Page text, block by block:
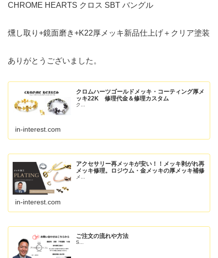
CHROME HEARTS クロス SBT バングル
燻し取り+鏡面磨き+K22厚メッキ新品仕上げ＋クリア塗装
ありがとうございました。
クロムハーツゴールドメッキ・コーティング厚メ
ッキ22K 修理代金＆修理カスタム
ク...
in-interest.com
アクセサリー再メッキが安い！！メッキ剥がれ再
メッキ修理。ロジウム・金メッキの厚メッキ補修
メ...
in-interest.com
ご注文の流れや方法
S...